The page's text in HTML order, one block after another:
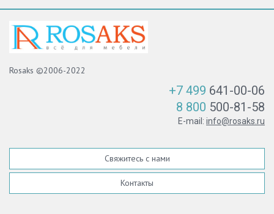
Rosaks ©2006-2022
+7 499 641-00-06
8 800 500-81-58
E-mail: info@rosaks.ru
Свяжитесь с нами
Контакты